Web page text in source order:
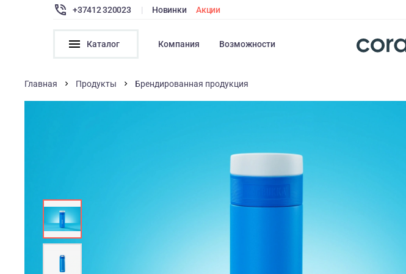
+37412 320023 | Новинки Акции
Каталог Компания Возможности
Главная Продукты Брендированная продукция